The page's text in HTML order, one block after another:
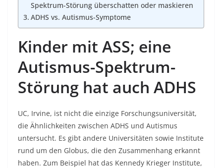
Spektrum-Störung überschatten oder maskieren
ADHS vs. Autismus-Symptome
Kinder mit ASS; eine
Autismus-Spektrum-
Störung hat auch ADHS
UC, Irvine, ist nicht die einzige Forschungsuniversität,
die Ähnlichkeiten zwischen ADHS und Autismus
untersucht. Es gibt andere Universitäten sowie Institute
rund um den Globus, die den Zusammenhang erkannt
haben. Zum Beispiel hat das Kennedy Krieger Institute,